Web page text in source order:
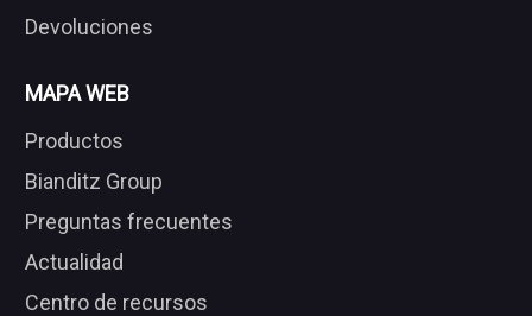
Devoluciones
MAPA WEB
Productos
Bianditz Group
Preguntas frecuentes
Actualidad
Centro de recursos